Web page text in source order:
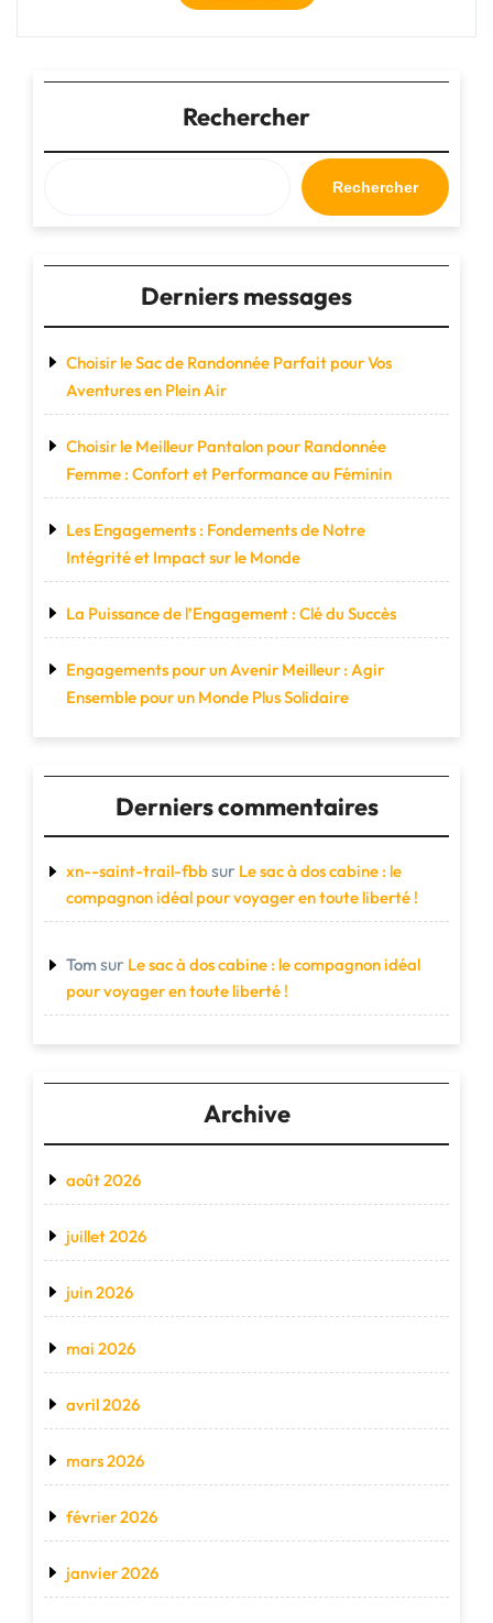
une
Vie
:
Préserver
la
Planète
pour
un
Rechercher
Rechercher
Derniers messages
Choisir le Sac de Randonnée Parfait pour Vos
Aventures en Plein Air
Choisir le Meilleur Pantalon pour Randonnée
Femme : Confort et Performance au Féminin
Les Engagements : Fondements de Notre
Intégrité et Impact sur le Monde
La Puissance de l’Engagement : Clé du Succès
Engagements pour un Avenir Meilleur : Agir
Ensemble pour un Monde Plus Solidaire
Derniers commentaires
xn--saint-trail-fbbsur Le sac à dos cabine : le
compagnon idéal pour voyager en toute liberté !
Tom sur Le sac à dos cabine : le compagnon idéal
pour voyager en toute liberté !
Archive
août 2026
juillet 2026
juin 2026
mai 2026
avril 2026
mars 2026
février 2026
janvier 2026